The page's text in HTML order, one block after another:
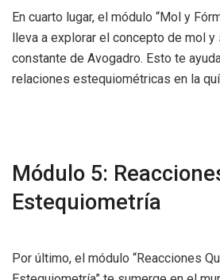
En cuarto lugar, el módulo “Mol y
lleva a explorar el concepto de mol y
constante de Avogadro. Esto te
relaciones estequiométricas en la
Módulo 5:
Estequiometría
Por último, el módulo “Reacciones